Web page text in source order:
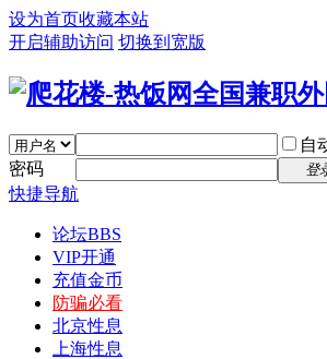
设为首页收藏本站
开启辅助访问 切换到宽版
自
密码
登
快捷导航
论坛BBS
VIP开通
充值金币
防骗必看
北京性息
上海性息